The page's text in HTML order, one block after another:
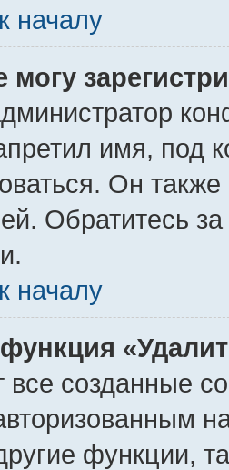
началу
могу
имя, под
Он
Обратитесь
началу
все созданные
функции,